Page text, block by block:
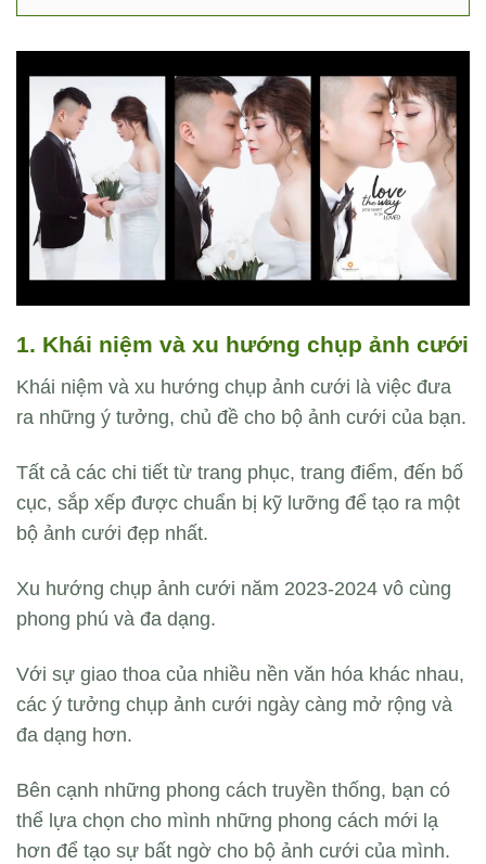
1. Khái niệm và xu hướng chụp ảnh cưới
Khái niệm và xu hướng chụp ảnh cưới là việc đưa
ra những ý tưởng, chủ đề cho bộ ảnh cưới của bạn.
Tất cả các chi tiết từ trang phục, trang điểm, đến bố
cục, sắp xếp được chuẩn bị kỹ lưỡng để tạo ra một
bộ ảnh cưới đẹp nhất.
Xu hướng chụp ảnh cưới năm 2023-2024 vô cùng
phong phú và đa dạng.
Với sự giao thoa của nhiều nền văn hóa khác nhau,
các ý tưởng chụp ảnh cưới ngày càng mở rộng và
đa dạng hơn.
Bên cạnh những phong cách truyền thống, bạn có
thể lựa chọn cho mình những phong cách mới lạ
hơn để tạo sự bất ngờ cho bộ ảnh cưới của mình.